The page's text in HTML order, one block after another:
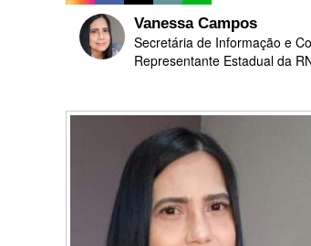
Vanessa Campos
Secretária de Informação e
Representante Estadual da